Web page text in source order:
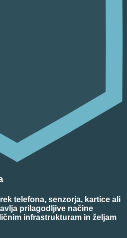
telefona, senzorja, kartice ali
prilagodljive načine
infrastrukturam in željam